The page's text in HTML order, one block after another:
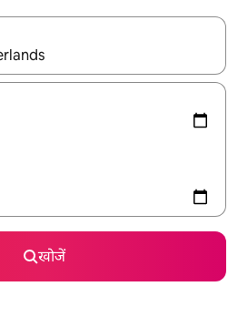
और डाउन 'ऐरो की' का इस्तेमाल करके नेविगेट
खोजें